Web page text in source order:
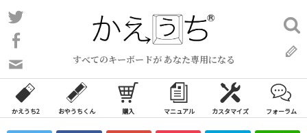
コ
ン
ン
ツ
ス
すべてのキーボードが あなた専用になる
い
合
わ
検
索:
かえうち2 おやうちくん 購入 マニュアル カスタマイズ フォーラム